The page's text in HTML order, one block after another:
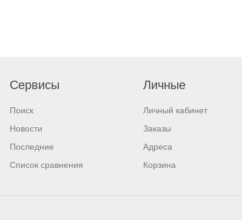
Сервисы
Поиск
Новости
Последние
Список сравнения
Личные
Личный кабинет
Заказы
Адреса
Корзина